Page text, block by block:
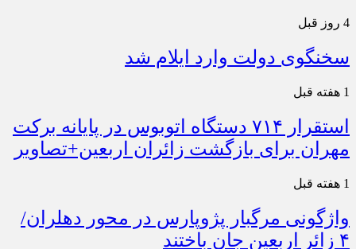
4 روز قبل
سخنگوی دولت وارد ایلام شد
1 هفته قبل
استقرار ۷۱۴ دستگاه اتوبوس در پایانه برکت
مهران برای بازگشت زائران اربعین+تصاویر
1 هفته قبل
واژگونی مرگبار پژوپارس در محور دهلران/
۴ زائر اربعین جان باختند